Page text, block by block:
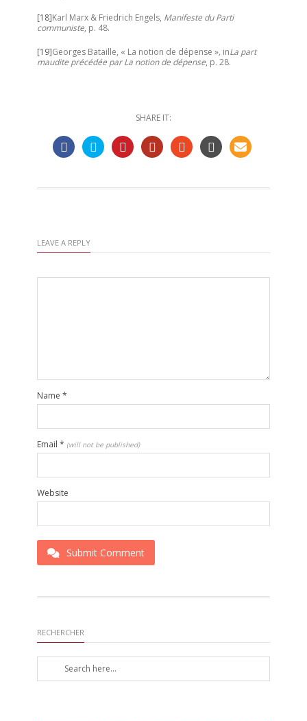
[18]Karl Marx & Friedrich Engels, Manifeste du Parti
communiste, p. 48.
[19]Georges Bataille, « La notion de dépense », inLa part
maudite précédée par La notion de dépense, p. 28.
SHARE IT:
LEAVE A REPLY
Name *
Email * (will not be published)
Website
Submit Comment
RECHERCHER